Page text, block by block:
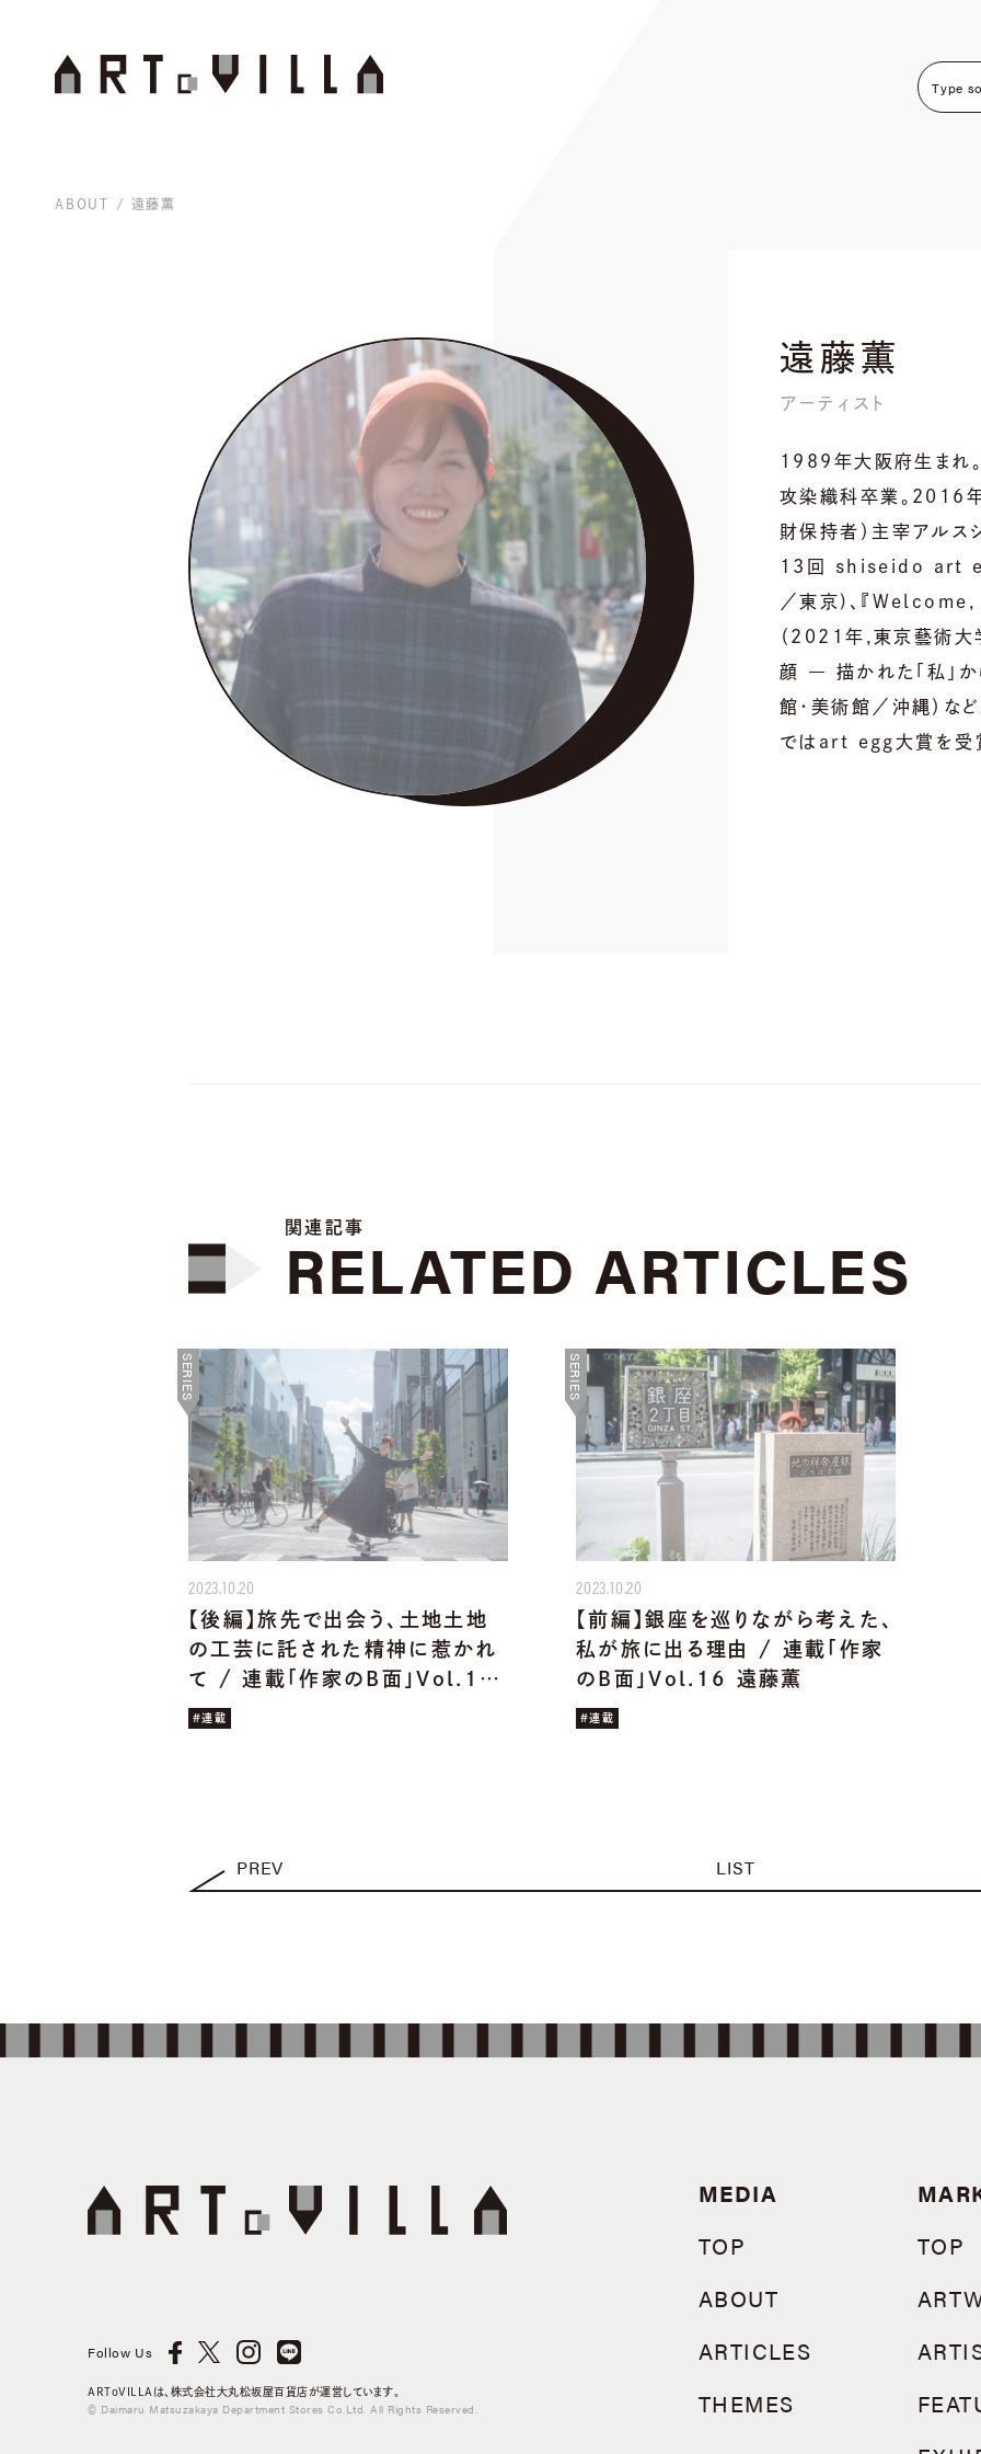
ABOUT 遠藤薫
遠藤薫
アーティスト
1989年大阪府生まれ
攻染織科卒業。2016
財保持者）主宰アルス
13回 shiseido art
／東京)、『
（2021年,東京藝術大
顔 ― 描かれた「私」
館・美術館／沖縄）
ではart egg大賞を受
関連記事
RELATED ARTICLES
SERIES
2023.10.20
【後編】旅先で出会う、土地土地
の工芸に託された精神に惹かれ
て / 連載「作家のB面」Vol.1…
#連載
SERIES
2023.10.20
【前編】銀座を巡りながら考えた、
私が旅に出る理由 / 連載「作家
のB面」Vol.16 遠藤薫
#連載
PREV LIST
MEDIA
TOP
ABOUT
ARTICLES
THEMES
TOP
Follow Us
ARToVILLAは、株式会社大丸松坂屋百貨店が運営しています。
© Daimaru Matsuzakaya Department Stores Co.Ltd. All Rights Reserved.